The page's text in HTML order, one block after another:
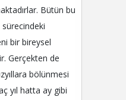
Bütün bu
sürecindeki
bir bireysel
Gerçekten de
bölünmesi
yıl hatta ay gibi